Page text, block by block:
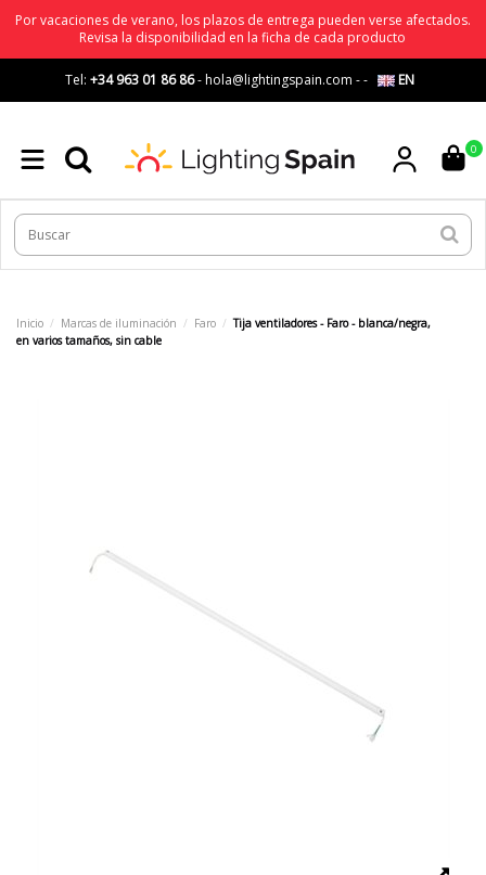
Por vacaciones de verano, los plazos de entrega pueden verse afectados.
Revisa la disponibilidad en la ficha de cada producto
Tel: +34 963 01 86 86-hola@lightingspain.com -- EN
0
Inicio Marcas de iluminación Faro
Tija ventiladores - Faro - blanca/negra,
en varios tamaños, sin cable